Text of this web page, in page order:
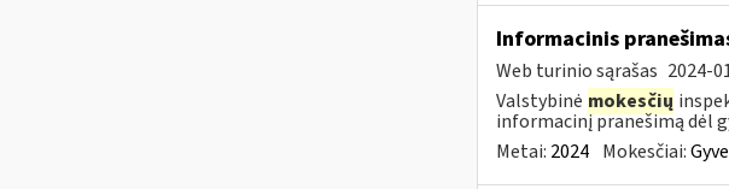
Informacinis
Web turinio sąrašas 2024-
Valstybinė mokesčių
informacinį pranešimą dėl
Metai: 2024 Mokesčiai: